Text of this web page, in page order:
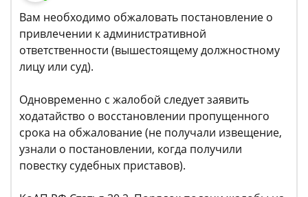
Вам необходимо обжаловать постановление о
привлечении к административной
ответственности (вышестоящему должностному
лицу или суд).
Одновременно с жалобой следует заявить
ходатайство о восстановлении пропущенного
срока на обжалование (не получали извещение,
узнали о постановлении, когда получили
повестку судебных приставов).